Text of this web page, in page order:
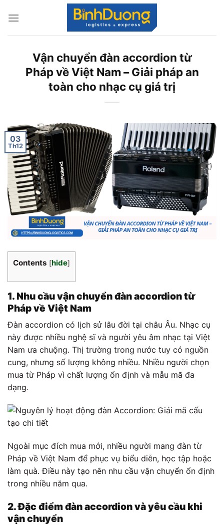
Vận chuyển đàn accordion từ
Pháp về Việt Nam – Giải pháp an
toàn cho nhạc cụ giá trị
03
Th12
Contents [hide]
1. Nhu cầu vận chuyển đàn accordion từ
Pháp về Việt Nam
Đàn accordion có lịch sử lâu đời tại châu Âu. Nhạc cụ
này được nhiều nghệ sĩ và người yêu âm nhạc tại Việt
Nam ưa chuộng. Thị trường trong nước tuy có nguồn
cung, nhưng số lượng không nhiều. Nhiều người chọn
mua từ Pháp vì chất lượng ổn định và mẫu mã đa
dạng.
Ngoài mục đích mua mới, nhiều người mang đàn từ
Pháp về Việt Nam để phục vụ biểu diễn, học tập hoặc
làm quà. Điều này tạo nên nhu cầu vận chuyển ổn định
trong nhiều năm qua.
2. Đặc điểm đàn accordion và yêu cầu khi
vận chuyển